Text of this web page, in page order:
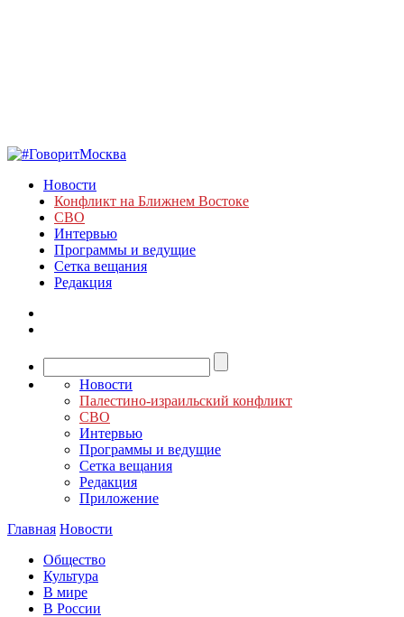
Новости
Конфликт на Ближнем Востоке
СВО
Интервью
Программы и ведущие
Сетка вещания
Редакция
Новости
Палестино-израильский конфликт
СВО
Интервью
Программы и ведущие
Сетка вещания
Редакция
Приложение
Главная Новости
Общество
Культура
В мире
В России